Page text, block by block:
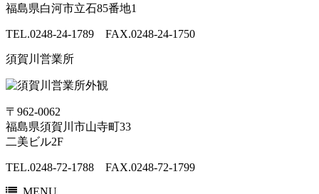
福島県白河市立石85番地1
TEL.0248-24-1789 FAX.0248-24-1750
須賀川営業所
〒962-0062
福島県須賀川市山寺町33
二美ビル2F
TEL.0248-72-1788 FAX.0248-72-1799
MENU